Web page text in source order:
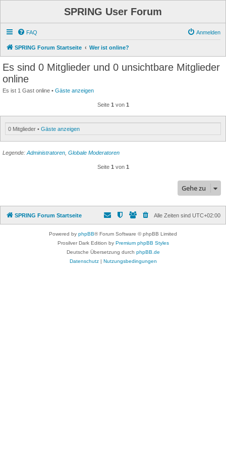
SPRING User Forum
FAQ Anmelden
SPRING Forum Startseite Wer ist online?
Es sind 0 Mitglieder und 0 unsichtbare Mitglieder
online
Es ist 1 Gast online • Gäste anzeigen
Seite 1 von 1
0 Mitglieder • Gäste anzeigen
Legende: Administratoren Globale Moderatoren
Seite 1 von 1
Gehe zu
SPRING Forum Startseite Alle Zeiten sind UTC+02:00
Powered by phpBB® Forum Software © phpBB Limited
Prosilver Dark Edition by Premium phpBB Styles
Deutsche Übersetzung durch phpBB.de
Datenschutz| Nutzungsbedingungen